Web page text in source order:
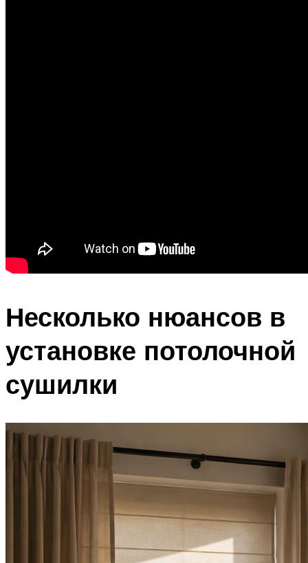
Несколько нюансов в
установке потолочной
сушилки